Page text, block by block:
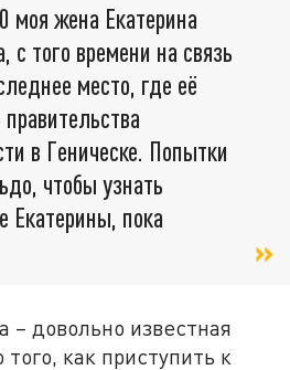
моя жена Екатерина
с того времени на связь
место, где её
в Геническе. Попытки
чтобы узнать
Екатерины, пока
– довольно известная
как приступить к